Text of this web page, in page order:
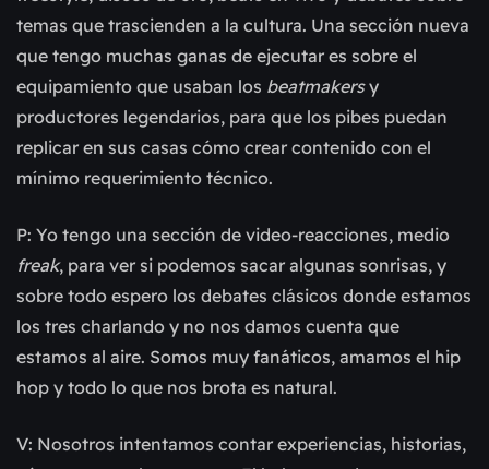
temas que trascienden a la cultura. Una sección nueva
que tengo muchas ganas de ejecutar es sobre el
equipamiento que usaban los beatmakersy
productores legendarios, para que los pibes puedan
replicar en sus casas cómo crear contenido con el
mínimo requerimiento técnico.
P: Yo tengo una sección de video-reacciones, medio
freak, para ver si podemos sacar algunas sonrisas, y
sobre todo espero los debates clásicos donde estamos
los tres charlando y no nos damos cuenta que
estamos al aire. Somos muy fanáticos, amamos el hip
hop y todo lo que nos brota es natural.
V: Nosotros intentamos contar experiencias, historias,